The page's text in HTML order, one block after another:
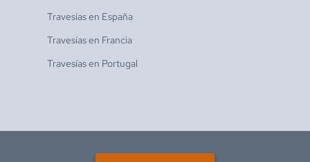
Travesías en España
Travesías en Francia
Travesías en Portugal